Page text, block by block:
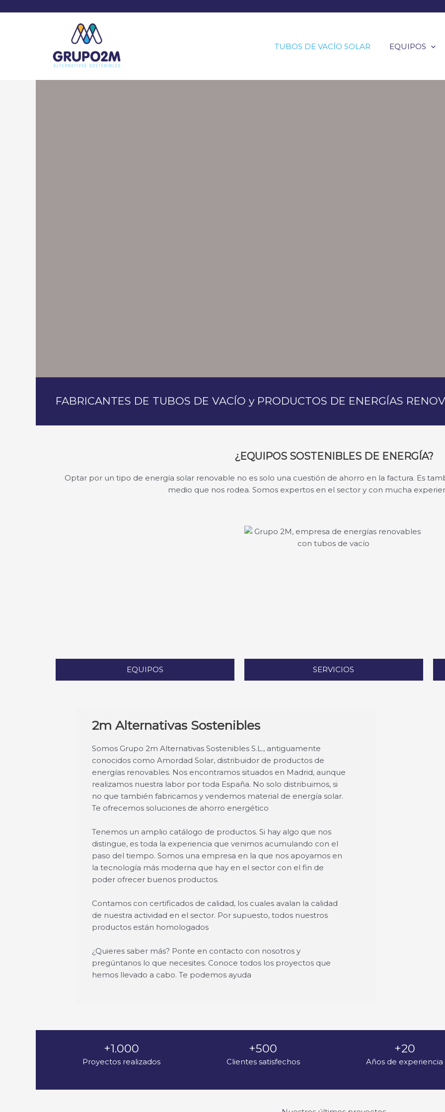
TUBOS DE VACÍO SOLAR EQUIPOS
FABRICANTES DE TUBOS DE VACÍO y PRODUCTOS DE ENERGÍAS
¿EQUIPOS SOSTENIBLES DE ENERGÍA?
Optar por un tipo de energía solar renovable no es solo una cuestión de ahorro en la factura. Es
medio que nos rodea. Somos expertos en el sector y con mucha
EQUIPOS SERVICIOS
2m Alternativas Sostenibles
Somos Grupo 2m Alternativas Sostenibles S.L., antiguamente
conocidos como Amordad Solar, distribuidor de productos de
energías renovables. Nos encontramos situados en Madrid, aunque
realizamos nuestra labor por toda España. No solo distribuimos, si
no que también fabricamos y vendemos material de energía solar.
Te ofrecemos soluciones de ahorro energético
Tenemos un amplio catálogo de productos. Si hay algo que nos
distingue, es toda la experiencia que venimos acumulando con el
paso del tiempo. Somos una empresa en la que nos apoyamos en
la tecnología más moderna que hay en el sector con el fin de
poder ofrecer buenos productos.
Contamos con certificados de calidad, los cuales avalan la calidad
de nuestra actividad en el sector. Por supuesto, todos nuestros
productos están homologados
¿Quieres saber más? Ponte en contacto con nosotros y
pregúntanos lo que necesites. Conoce todos los proyectos que
hemos llevado a cabo. Te podemos ayuda
+1.000
Proyectos realizados
+500
Clientes satisfechos
+20
Años de experiencia